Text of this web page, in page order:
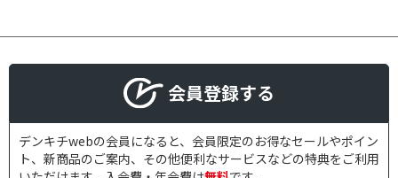
会員登録する
デンキチwebの会員になると、会員限定のお得なセールやポイン
ト、新商品のご案内、その他便利なサービスなどの特典をご利用